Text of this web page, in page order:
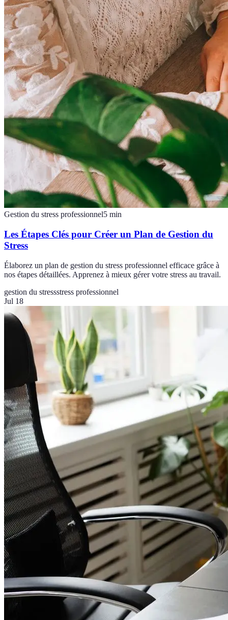
Gestion du stress professionnel5 min
Les Étapes Clés pour Créer un Plan de Gestion du
Stress
Élaborez un plan de gestion du stress professionnel efficace grâce à
nos étapes détaillées. Apprenez à mieux gérer votre stress au travail.
gestion du stressstress professionnel
Jul 18